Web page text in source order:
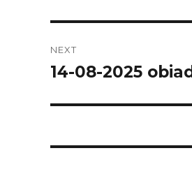
NEXT
Next
14-08-2025 obiad